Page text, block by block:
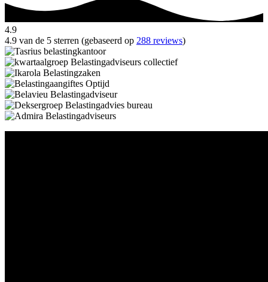
4.9
4.9 van de 5 sterren (gebaseerd op 288 reviews)